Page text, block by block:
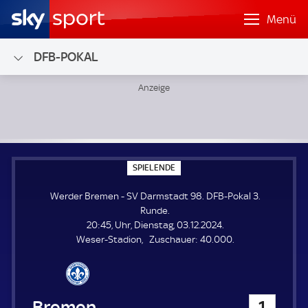
Menü
DFB-POKAL
SPIELENDE
P
E
N
E
Werder Bremen - SV Darmstadt 98. DFB-Pokal 3.
Runde.
20:45, Uhr, Dienstag, 03.12.2024.
Weser-Stadion
Zuschauer: Z
40.000.